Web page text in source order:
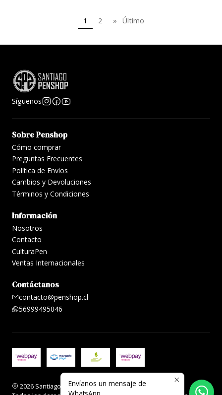
1 2 » Último
Síguenos
Sobre Penshop
Cómo comprar
Preguntas Frecuentes
Política de Envíos
Cambios y Devoluciones
Términos y Condiciones
Información
Nosotros
Contacto
CulturaPen
Ventas Internacionales
Contáctanos
contacto@penshop.cl
56999495046
2026 Santiago Penshop plumas, lapiceras y accesorios.
Envíanos un mensaje de